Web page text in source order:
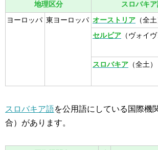
地理区分 スロバキ
ヨーロッパ 東ヨーロッパ オーストリア （全土
セルビア （ヴォイ
スロバキア （全土）
スロバキア語を公用語にしている国際機
合）があります。